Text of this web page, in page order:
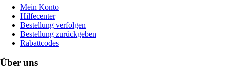
Mein Konto
Hilfecenter
Bestellung verfolgen
Bestellung zurückgeben
Rabattcodes
Über uns